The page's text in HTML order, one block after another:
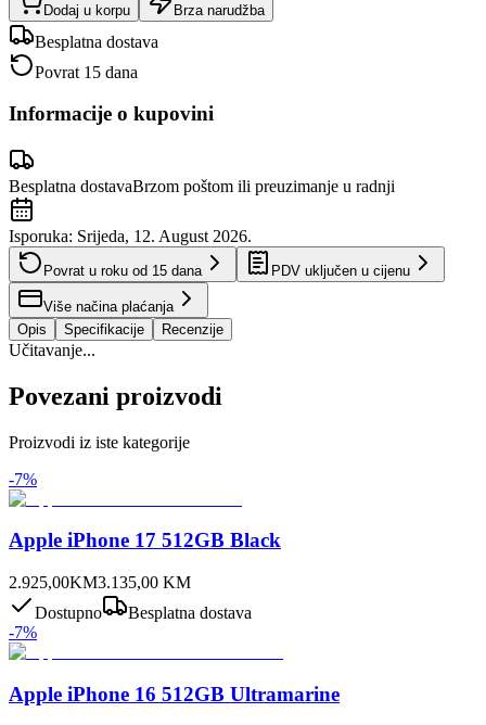
Dodaj u korpu Brza narudžba
Besplatna dostava
Povrat 15 dana
Informacije o kupovini
Besplatna dostavaBrzom poštom ili preuzimanje u radnji
Isporuka: Srijeda, 12. August 2026.
Povrat u roku od 15 dana PDV uključen u cijenu
Više načina plaćanja
Opis
Specifikacije Recenzije
Učitavanje...
Povezani proizvodi
Proizvodi iz iste kategorije
-7%
Apple iPhone 17 512GB Black
2.925,00KM3.135,00 KM
Dostupno
Besplatna dostava
-7%
Apple iPhone 16 512GB Ultramarine